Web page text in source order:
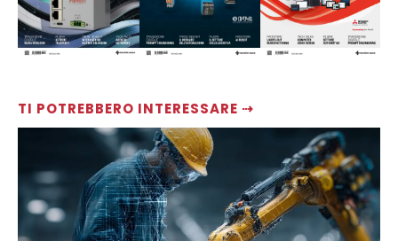
TI POTREBBERO INTERESSARE ⇢